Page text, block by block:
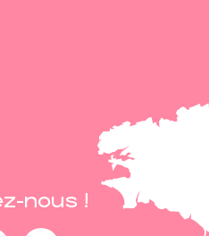
nous !